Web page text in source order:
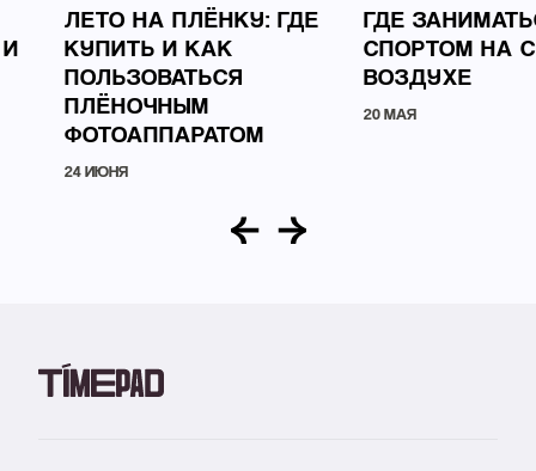
ЛЕТО НА ПЛЁНКУ: ГДЕ
КУПИТЬ И КАК
ПОЛЬЗОВАТЬСЯ
ПЛЁНОЧНЫМ
ФОТОАППАРАТОМ
24 ИЮНЯ
ГДЕ
СПОРТОМ НА
ВОЗДУХЕ
20 МАЯ